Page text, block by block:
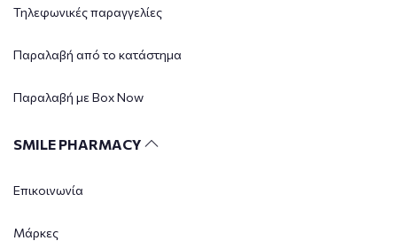
Τηλεφωνικές παραγγελίες
Παραλαβή από το κατάστημα
Παραλαβή με Box Now
SMILE PHARMACY
Επικοινωνία
Μάρκες